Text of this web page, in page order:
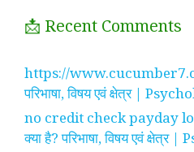
📩 Recent Comments
https://
परिभाषा, विषय एवं क्षेत्र |
no credit check payday
क्या है? परिभाषा, विषय एवं क्षेत्र